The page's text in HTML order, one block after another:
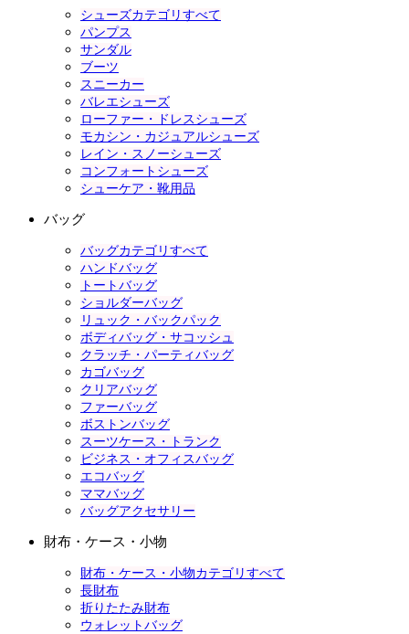
シューズカテゴリすべて
パンプス
サンダル
ブーツ
スニーカー
バレエシューズ
ローファー・ドレスシューズ
モカシン・カジュアルシューズ
レイン・スノーシューズ
コンフォートシューズ
シューケア・靴用品
バッグ
バッグカテゴリすべて
ハンドバッグ
トートバッグ
ショルダーバッグ
リュック・バックパック
ボディバッグ・サコッシュ
クラッチ・パーティバッグ
カゴバッグ
クリアバッグ
ファーバッグ
ボストンバッグ
スーツケース・トランク
ビジネス・オフィスバッグ
エコバッグ
ママバッグ
バッグアクセサリー
財布・ケース・小物
財布・ケース・小物カテゴリすべて
長財布
折りたたみ財布
ウォレットバッグ